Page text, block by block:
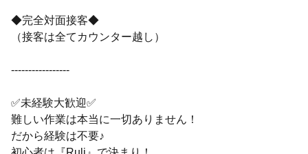
◆完全対面接客◆
（接客は全てカウンター越し）
-----------------
✅未経験大歓迎✅
難しい作業は本当に一切ありません！
だから経験は不要♪